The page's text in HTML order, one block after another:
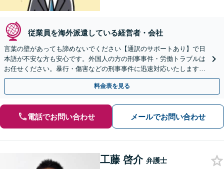
従業員を海外派遣している経営者・会社
言葉の壁があっても諦めないでください【通訳のサポートあり】で日
本語が不安な方も安心です。外国人の方の刑事事件・労働トラブルは
お任せください。暴行・傷害などの刑事事件に迅速対応いたします。
【事前予約で休日・夜間面談可】
料金表を見る
電話でお問い合わせ メールでお問い合わせ
工藤 啓介 弁護士